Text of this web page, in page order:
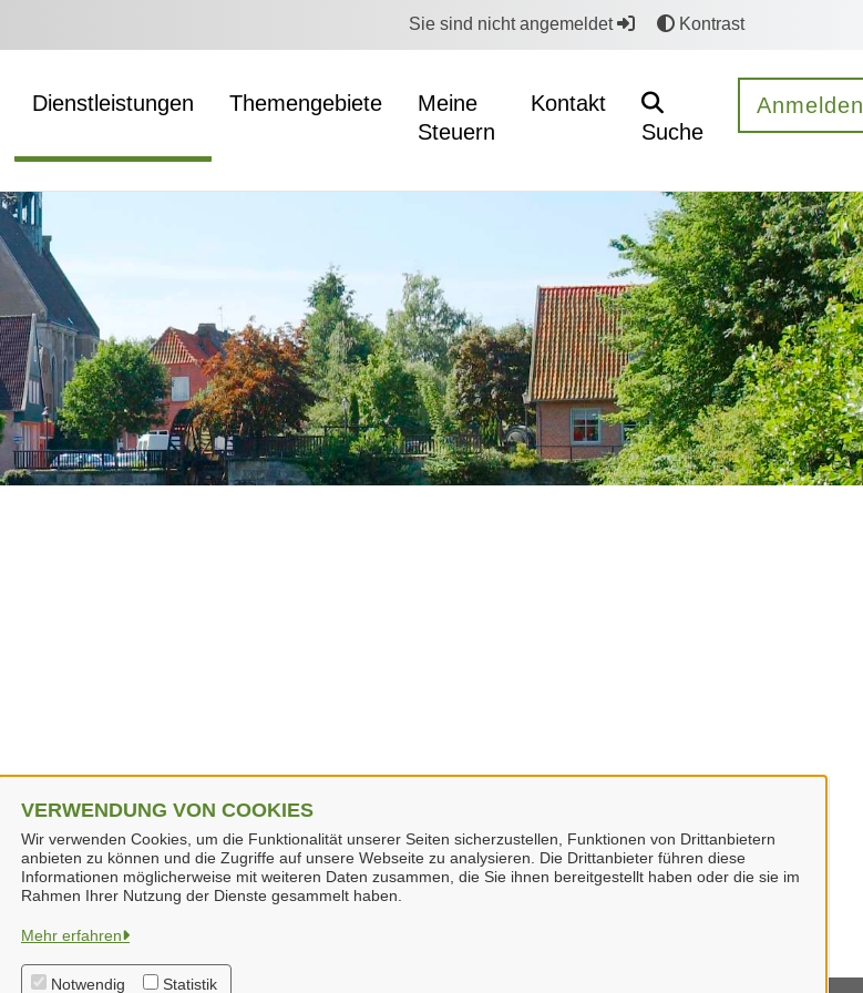
VERWENDUNG VON COOKIES
Wir verwenden Cookies, um die Funktionalität unserer Seiten sicherzustellen, Funktionen von Drittanbietern
anbieten zu können und die Zugriffe auf unsere Webseite zu analysieren. Die Drittanbieter führen diese
Informationen möglicherweise mit weiteren Daten zusammen, die Sie ihnen bereitgestellt haben oder die sie im
Rahmen Ihrer Nutzung der Dienste gesammelt haben.
Mehr erfahren
Notwendig Statistik
Sie sind nicht angemeldet Kontrast
Dienstleistungen Themengebiete
Meine
Steuern
Kontakt
Suche
Anmelden